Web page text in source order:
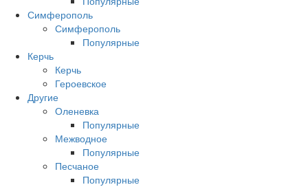
Симферополь
Симферополь
Популярные
Керчь
Керчь
Героевское
Другие
Оленевка
Популярные
Межводное
Популярные
Песчаное
Популярные